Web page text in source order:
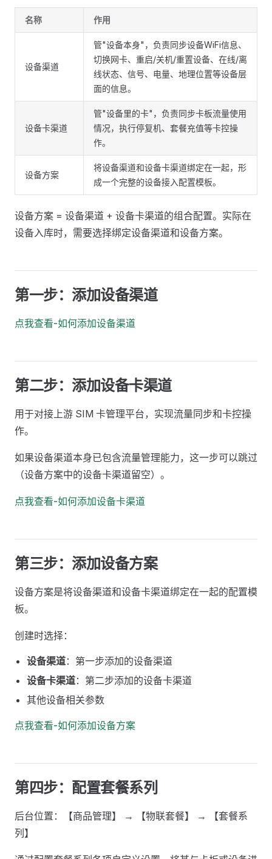
名称 作用
设备渠道
管"设备本身"，负责同步设备WiFi信息、
切换网卡、重启/关机/重置设备、在线/离
线状态、信号、电量、地理位置等设备层
面的信息。
设备卡渠道
管"设备里的卡"，负责同步卡板流量使用
情况，执行停复机、套餐充值等卡控操
作。
设备方案
将设备渠道和设备卡渠道绑定在一起，形
成一个完整的设备接入配置模板。
设备方案 = 设备渠道 + 设备卡渠道的组合配置。实际在
设备入库时，需要选择绑定设备渠道和设备方案。
第一步：添加设备渠道
点我查看-如何添加设备渠道
第二步：添加设备卡渠道
用于对接上游 SIM 卡管理平台，实现流量同步和卡控操
作。
如果设备渠道本身已包含流量管理能力，这一步可以跳过
（设备方案中的设备卡渠道留空）。
点我查看-如何添加设备卡渠道
第三步：添加设备方案
设备方案是将设备渠道和设备卡渠道绑定在一起的配置模
板。
创建时选择：
设备渠道：第一步添加的设备渠道
设备卡渠道：第二步添加的设备卡渠道
其他设备相关参数
点我查看-如何添加设备方案
第四步：配置套餐系列
后台位置：【商品管理】 → 【物联套餐】 → 【套餐系
列】